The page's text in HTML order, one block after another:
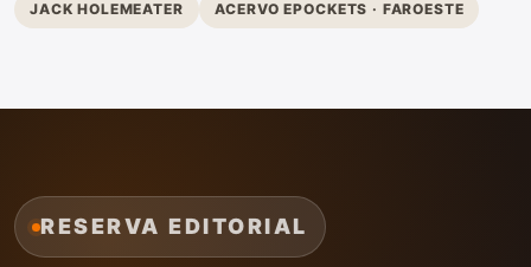
JACK HOLEMEATER ACERVO EPOCKETS · FAROESTE
RESERVA EDITORIAL